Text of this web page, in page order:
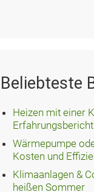
Beliebteste
Heizen mit einer
Erfahrungsbericht
Wärmepumpe
Kosten und
Klimaanlagen &
heißen Sommer